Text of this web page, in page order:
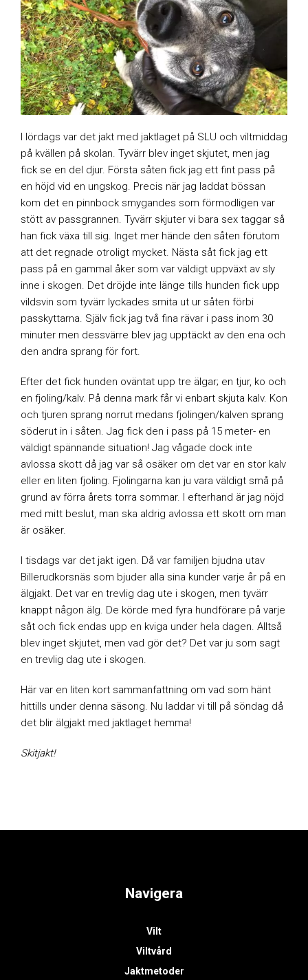
I lördags var det jakt med jaktlaget på SLU och viltmiddag
på kvällen på skolan. Tyvärr blev inget skjutet, men jag
fick se en del djur. Första såten fick jag ett fint pass på
en höjd vid en ungskog. Precis när jag laddat bössan
kom det en pinnbock smygandes som förmodligen var
stött av passgrannen. Tyvärr skjuter vi bara sex taggar så
han fick växa till sig. Inget mer hände den såten förutom
att det regnade otroligt mycket. Nästa såt fick jag ett
pass på en gammal åker som var väldigt uppväxt av sly
inne i skogen. Det dröjde inte länge tills hunden fick upp
vildsvin som tyvärr lyckades smita ut ur såten förbi
passkyttarna. Själv fick jag två fina rävar i pass inom 30
minuter men dessvärre blev jag upptäckt av den ena och
den andra sprang för fort.
Efter det fick hunden oväntat upp tre älgar; en tjur, ko och
en fjoling/kalv. På denna mark får vi enbart skjuta kalv. Kon
och tjuren sprang norrut medans fjolingen/kalven sprang
söderut in i såten. Jag fick den i pass på 15 meter- en
väldigt spännande situation! Jag vågade dock inte
avlossa skott då jag var så osäker om det var en stor kalv
eller en liten fjoling. Fjolingarna kan ju vara väldigt små på
grund av förra årets torra sommar. I efterhand är jag nöjd
med mitt beslut, man ska aldrig avlossa ett skott om man
är osäker.
I tisdags var det jakt igen. Då var familjen bjudna utav
Billerudkorsnäs som bjuder alla sina kunder varje år på en
älgjakt. Det var en trevlig dag ute i skogen, men tyvärr
knappt någon älg. De körde med fyra hundförare på varje
såt och fick endas upp en kviga under hela dagen. Alltså
blev inget skjutet, men vad gör det? Det var ju som sagt
en trevlig dag ute i skogen.
Här var en liten kort sammanfattning om vad som hänt
hittills under denna säsong. Nu laddar vi till på söndag då
det blir älgjakt med jaktlaget hemma!
Skitjakt!
Navigera
Vilt
Viltvård
Jaktmetoder